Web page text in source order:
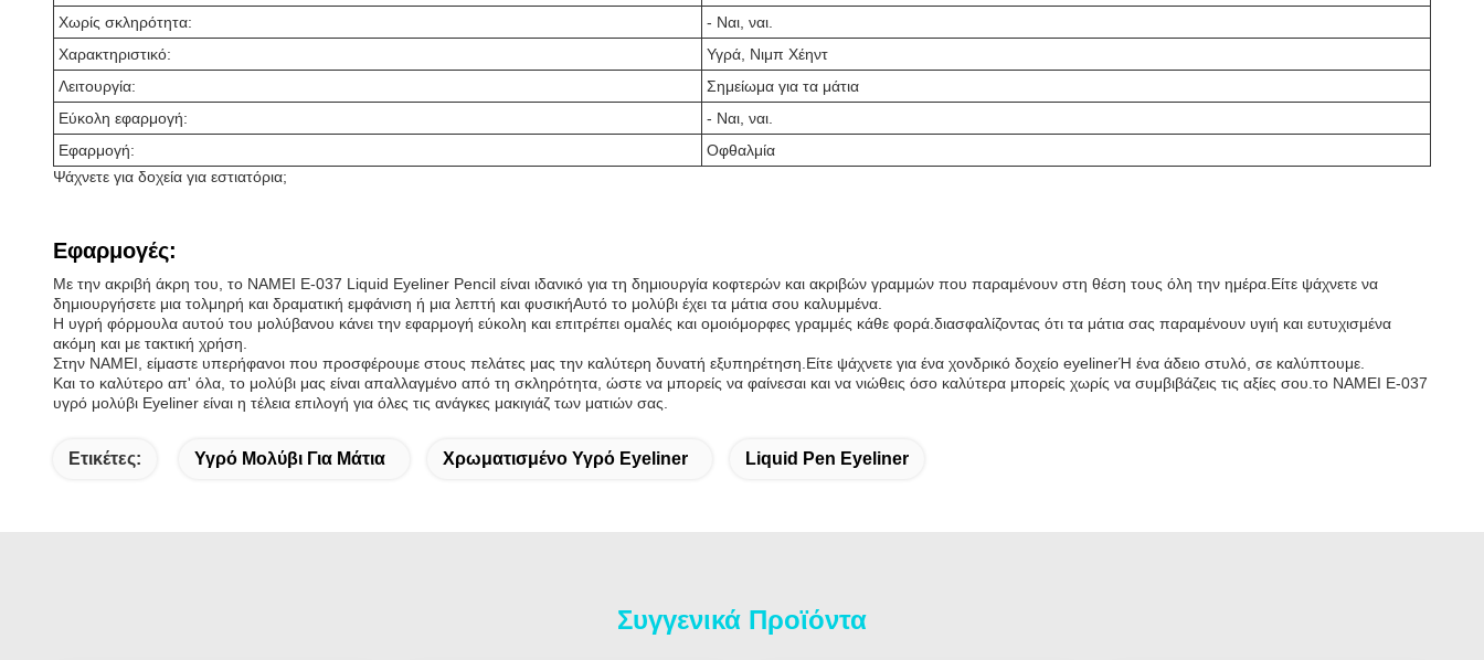
Χωρίς σκληρότητα:
- Ναι, ναι.
Χαρακτηριστικό:
Υγρά, Νιμπ Χέηντ
Λειτουργία:
Σημείωμα για τα μάτια
Εύκολη εφαρμογή:
- Ναι, ναι.
Εφαρμογή:
Οφθαλμία
Ψάχνετε για δοχεία για εστιατόρια;
Εφαρμογές:
Με την ακριβή άκρη του, το NAMEI E-037 Liquid Eyeliner Pencil είναι ιδανικό για τη δημιουργία κοφτερών και ακριβών γραμμών που παραμένουν στη θέση τους όλη την ημέρα.Είτε ψάχνετε να
δημιουργήσετε μια τολμηρή και δραματική εμφάνιση ή μια λεπτή και φυσικήΑυτό το μολύβι έχει τα μάτια σου καλυμμένα.
Η υγρή φόρμουλα αυτού του μολύβανου κάνει την εφαρμογή εύκολη και επιτρέπει ομαλές και ομοιόμορφες γραμμές κάθε φορά.διασφαλίζοντας ότι τα μάτια σας παραμένουν υγιή και ευτυχισμένα
ακόμη και με τακτική χρήση.
Στην NAMEI, είμαστε υπερήφανοι που προσφέρουμε στους πελάτες μας την καλύτερη δυνατή εξυπηρέτηση.Είτε ψάχνετε για ένα χονδρικό δοχείο eyelinerΉ ένα άδειο στυλό, σε καλύπτουμε.
Και το καλύτερο απ' όλα, το μολύβι μας είναι απαλλαγμένο από τη σκληρότητα, ώστε να μπορείς να φαίνεσαι και να νιώθεις όσο καλύτερα μπορείς χωρίς να συμβιβάζεις τις αξίες σου.το NAMEI E-037
υγρό μολύβι Eyeliner είναι η τέλεια επιλογή για όλες τις ανάγκες μακιγιάζ των ματιών σας.
Ετικέτες: Υγρό Μολύβι Για Μάτια Χρωματισμένο Υγρό Eyeliner Liquid Pen Eyeliner
Συγγενικά Προϊόντα